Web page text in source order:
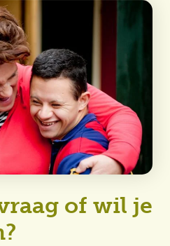
of wil je